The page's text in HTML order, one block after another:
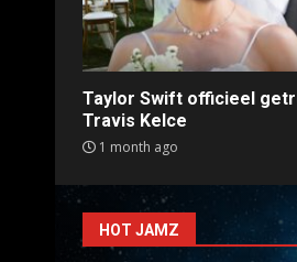
Taylor Swift officieel
Travis Kelce
1 month ago
HOT JAMZ